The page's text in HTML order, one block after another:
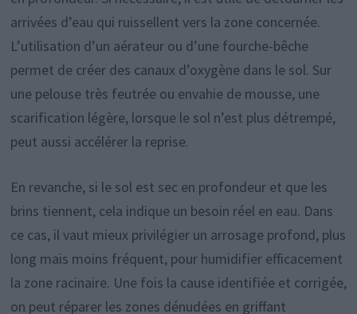
arrivées d’eau qui ruissellent vers la zone concernée.
L’utilisation d’un aérateur ou d’une fourche-bêche
permet de créer des canaux d’oxygène dans le sol. Sur
une pelouse très feutrée ou envahie de mousse, une
scarification légère, lorsque le sol n’est plus détrempé,
peut aussi accélérer la reprise.
En revanche, si le sol est sec en profondeur et que les
brins tiennent, cela indique un besoin réel en eau. Dans
ce cas, il vaut mieux privilégier un arrosage profond, plus
long mais moins fréquent, pour humidifier efficacement
la zone racinaire. Une fois la cause identifiée et corrigée,
on peut réparer les zones dénudées en griffant